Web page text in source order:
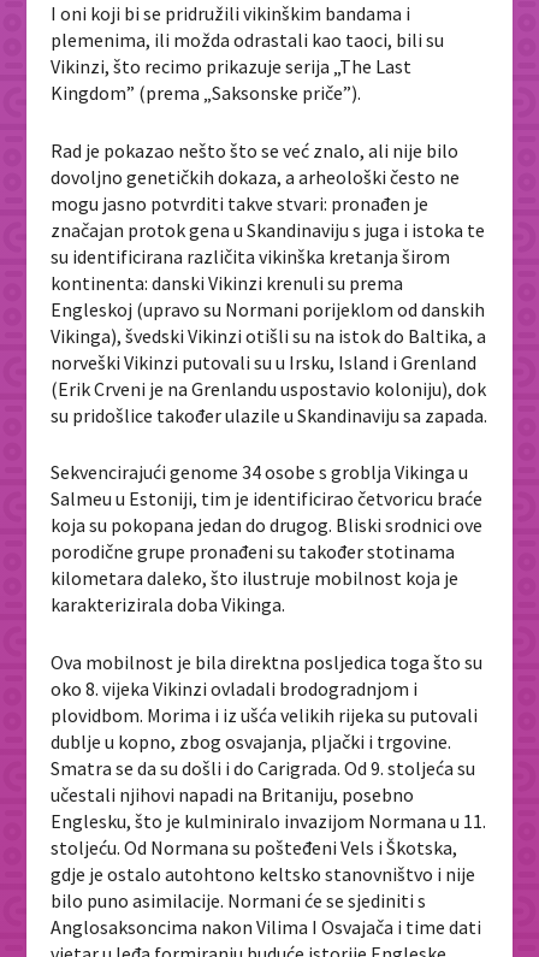
I oni koji bi se pridružili vikinškim bandama i
plemenima, ili možda odrastali kao taoci, bili su
Vikinzi, što recimo prikazuje serija „The Last
Kingdom” (prema „Saksonske priče”).
Rad je pokazao nešto što se već znalo, ali nije bilo
dovoljno genetičkih dokaza, a arheološki često ne
mogu jasno potvrditi takve stvari: pronađen je
značajan protok gena u Skandinaviju s juga i istoka te
su identificirana različita vikinška kretanja širom
kontinenta: danski Vikinzi krenuli su prema
Engleskoj (upravo su Normani porijeklom od danskih
Vikinga), švedski Vikinzi otišli su na istok do Baltika, a
norveški Vikinzi putovali su u Irsku, Island i Grenland
(Erik Crveni je na Grenlandu uspostavio koloniju), dok
su pridošlice također ulazile u Skandinaviju sa zapada.
Sekvencirajući genome 34 osobe s groblja Vikinga u
Salmeu u Estoniji, tim je identificirao četvoricu braće
koja su pokopana jedan do drugog. Bliski srodnici ove
porodične grupe pronađeni su također stotinama
kilometara daleko, što ilustruje mobilnost koja je
karakterizirala doba Vikinga.
Ova mobilnost je bila direktna posljedica toga što su
oko 8. vijeka Vikinzi ovladali brodogradnjom i
plovidbom. Morima i iz ušća velikih rijeka su putovali
dublje u kopno, zbog osvajanja, pljački i trgovine.
Smatra se da su došli i do Carigrada. Od 9. stoljeća su
učestali njihovi napadi na Britaniju, posebno
Englesku, što je kulminiralo invazijom Normana u 11.
stoljeću. Od Normana su pošteđeni Vels i Škotska,
gdje je ostalo autohtono keltsko stanovništvo i nije
bilo puno asimilacije. Normani će se sjediniti s
Anglosaksoncima nakon Vilima I Osvajača i time dati